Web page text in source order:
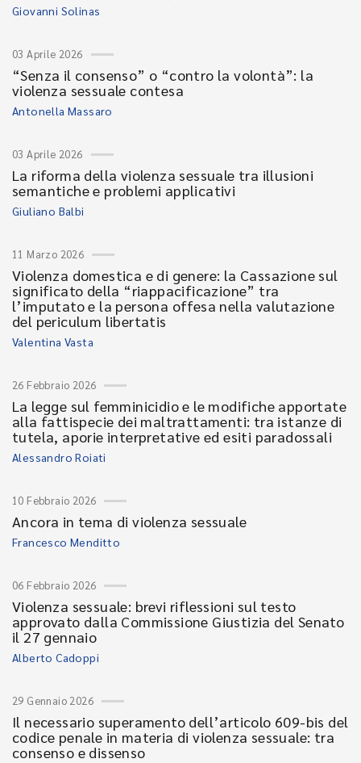
Giovanni Solinas
03 Aprile 2026
“Senza il consenso” o “contro la volontà”: la
violenza sessuale contesa
Antonella Massaro
03 Aprile 2026
La riforma della violenza sessuale tra illusioni
semantiche e problemi applicativi
Giuliano Balbi
11 Marzo 2026
Violenza domestica e di genere: la Cassazione sul
significato della “riappacificazione” tra
l’imputato e la persona offesa nella valutazione
del periculum libertatis
Valentina Vasta
26 Febbraio 2026
La legge sul femminicidio e le modifiche apportate
alla fattispecie dei maltrattamenti: tra istanze di
tutela, aporie interpretative ed esiti paradossali
Alessandro Roiati
10 Febbraio 2026
Ancora in tema di violenza sessuale
Francesco Menditto
06 Febbraio 2026
Violenza sessuale: brevi riflessioni sul testo
approvato dalla Commissione Giustizia del Senato
il 27 gennaio
Alberto Cadoppi
29 Gennaio 2026
Il necessario superamento dell’articolo 609-bis del
codice penale in materia di violenza sessuale: tra
consenso e dissenso